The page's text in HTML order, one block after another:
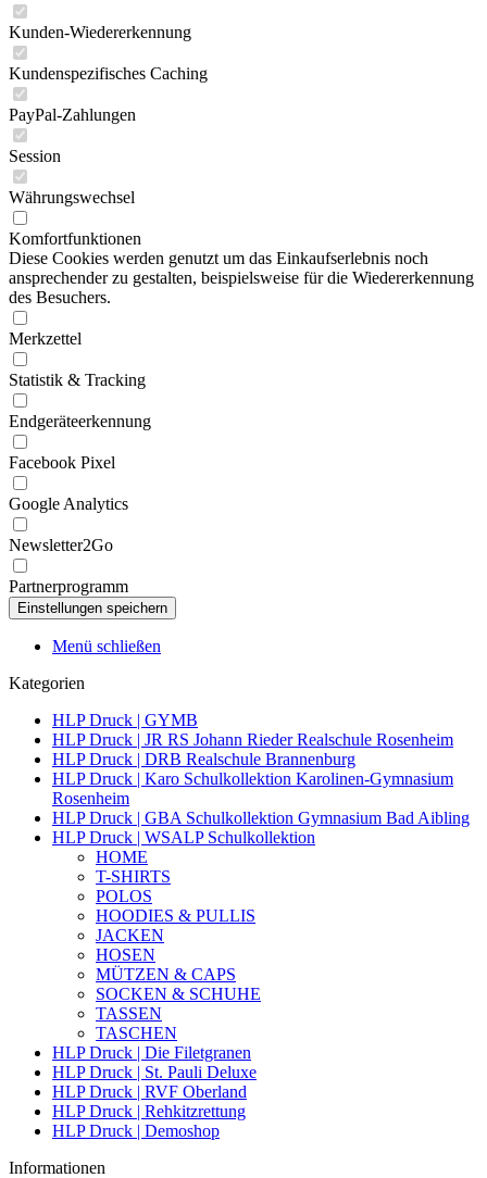
Kunden-Wiedererkennung
Kundenspezifisches Caching
PayPal-Zahlungen
Session
Währungswechsel
Komfortfunktionen
Diese Cookies werden genutzt um das Einkaufserlebnis noch
ansprechender zu gestalten, beispielsweise für die Wiedererkennung
des Besuchers.
Merkzettel
Statistik & Tracking
Endgeräteerkennung
Facebook Pixel
Google Analytics
Newsletter2Go
Partnerprogramm
Menü schließen
Kategorien
HLP Druck | GYMB
HLP Druck | JR RS Johann Rieder Realschule Rosenheim
HLP Druck | DRB Realschule Brannenburg
HLP Druck | Karo Schulkollektion Karolinen-Gymnasium
Rosenheim
HLP Druck | GBA Schulkollektion Gymnasium Bad Aibling
HLP Druck | WSALP Schulkollektion
HOME
T-SHIRTS
POLOS
HOODIES & PULLIS
JACKEN
HOSEN
MÜTZEN & CAPS
SOCKEN & SCHUHE
TASSEN
TASCHEN
HLP Druck | Die Filetgranen
HLP Druck | St. Pauli Deluxe
HLP Druck | RVF Oberland
HLP Druck | Rehkitzrettung
HLP Druck | Demoshop
Informationen